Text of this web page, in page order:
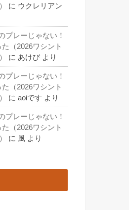
に ウクレリアン
プレーじゃない！
（2026ワシント
に あけび より
プレーじゃない！
（2026ワシント
に aoiです より
プレーじゃない！
（2026ワシント
に 風 より